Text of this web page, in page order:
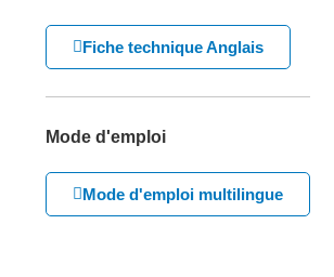
Fiche technique Anglais
Mode d'emploi
Mode d'emploi multilingue